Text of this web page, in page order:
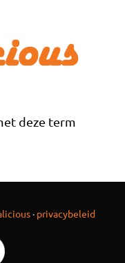
deze term
· privacybeleid